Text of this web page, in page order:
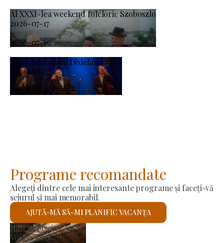
Al XXXI-lea weekend folcloric Szoboszlo
2026-07-17
-
2026-07-19
XXXI. Szoboszló Dixieland Days
2026-08-21
-
2026-08-23
Programe recomandate
Alegeți dintre cele mai interesante programe și faceți-vă
sejurul și mai memorabil.
AJUTĂ-MĂ SĂ-MI PLANIFIC VACANȚA
Biserica romano-catolică Sfântul László
Voi verifica